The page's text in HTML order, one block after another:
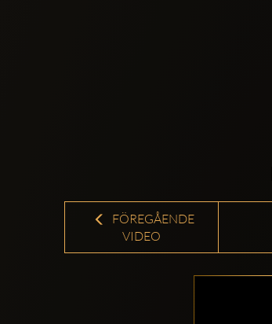
FÖREGÅENDE
VIDEO